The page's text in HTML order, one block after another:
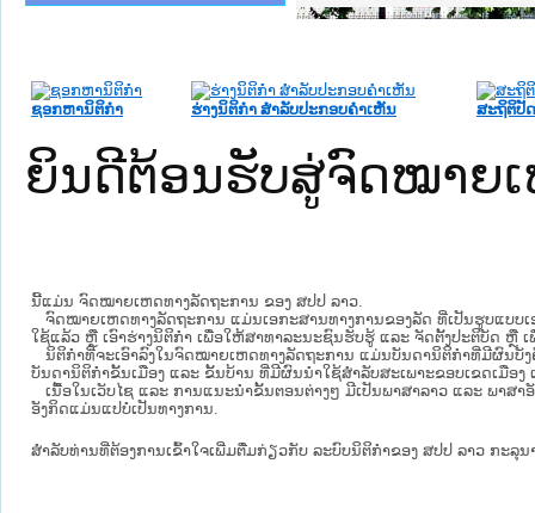
ຊອກຫານິຕິກໍາ ຮ່າງນິຕິກໍາ ສໍາລັບປະກອບຄໍາເຫັນ ສະຖິຕິປັ
ຍິນດີຕ້ອນຮັບສູ່ຈົດໝາຍເ
ນີ້ແມ່ນ ຈົດໝາຍເຫດທາງລັດຖະການ ຂອງ ສປປ ລາວ.
ຈົດໝາຍເຫດທາງລັດຖະການ ແມ່ນ​ເອ​ກະ​ສານ​ທາງ​ການ​ຂອງ​ລັດ ທີ່​ເປັນ​ຮູບ​ແບບ​
ໃຊ້ແລ້ວ ຫຼື ເອົາຮ່າງນິຕິກໍາ ເພື່ອໃຫ້​ສາ​ທາ​ລະ​ນະ​ຊົນ​ຮັບ​ຮູ້ ແລະ ຈັດ​ຕັ້ງ​ປະ​ຕິ​ບັດ ຫຼື
ນິ​ຕິ​ກຳ​ທີ່​ຈະ​ເອົາ​ລົງ​ໃນ​ຈົດ​ໝາຍ​ເຫດ​ທາງ​ລັດ​ຖະ​ການ ​ແມ່ນ​ບັນ​ດາ​ນິ​ຕິ​ກຳ​ທີ່​ມີ​ຜົນ​ບັ
ບັນ​ດານິ​ຕິ​ກຳ​ຂັ້ນ​ເມືອງ ແລະ ຂັ້ນ​ບ້ານ ​ທີ່​ມີ​ຜົນ​ນຳ​ໃຊ້​ສຳ​ລັບ​ສະ​ເພາະ​ຂອບ​ເຂດ​ເມືອງ
ເນື້ອໃນ​ເວັບ​ໄຊ​ ແລະ ການແນະນໍາຂັ້ນຕອນຕ່າງໆ ມີເປັນພາສາລາວ ແລະ ພາສ
ອັງກິດແມ່ນແປບໍ່ເປັນທາງການ.
ສໍາລັບທ່ານທີ່ຕ້ອງການເຂົ້າໃຈເພີ່ມຕື່ມກ່ຽວກັບ ລະບົບນິຕິກຳຂອງ ສປປ ລາວ ກະລຸນ